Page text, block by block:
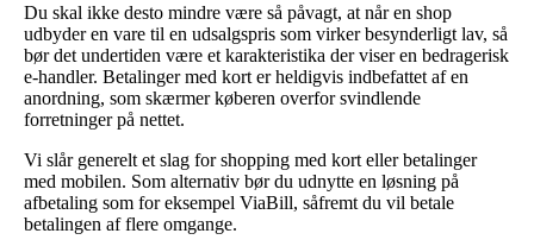
Du skal ikke desto mindre være så påvagt, at når en shop
udbyder en vare til en udsalgspris som virker besynderligt lav, så
bør det undertiden være et karakteristika der viser en bedragerisk
e-handler. Betalinger med kort er heldigvis indbefattet af en
anordning, som skærmer køberen overfor svindlende
forretninger på nettet.
Vi slår generelt et slag for shopping med kort eller betalinger
med mobilen. Som alternativ bør du udnytte en løsning på
afbetaling som for eksempel ViaBill, såfremt du vil betale
betalingen af flere omgange.